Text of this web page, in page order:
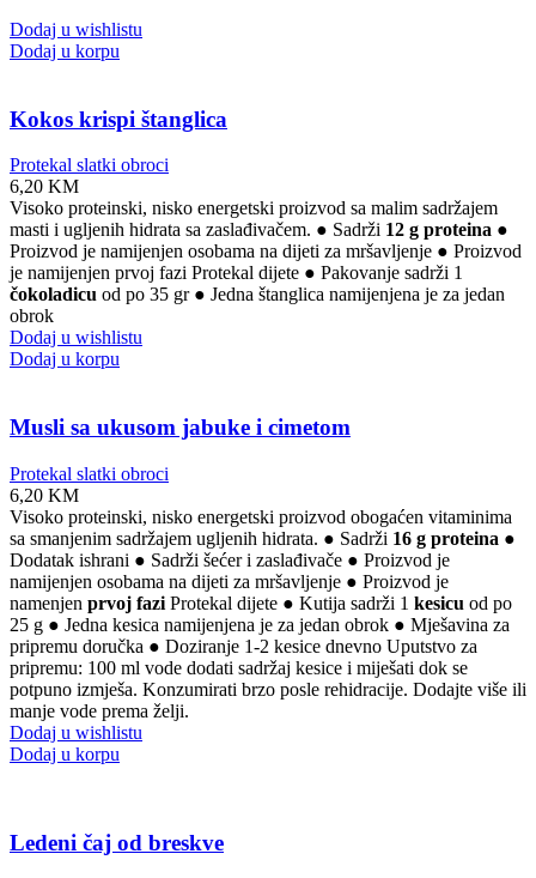
Dodaj u wishlistu
Dodaj u korpu
Kokos krispi štanglica
Protekal slatki obroci
6,20 KM
Visoko proteinski, nisko energetski proizvod sa malim sadržajem
masti i ugljenih hidrata sa zaslađivačem. ● Sadrži 12 g proteina ●
Proizvod je namijenjen osobama na dijeti za mršavljenje ● Proizvod
je namijenjen prvoj fazi Protekal dijete ● Pakovanje sadrži 1
čokoladicu od po 35 gr ● Jedna štanglica namijenjena je za jedan
obrok
Dodaj u wishlistu
Dodaj u korpu
Musli sa ukusom jabuke i cimetom
Protekal slatki obroci
6,20 KM
Visoko proteinski, nisko energetski proizvod obogaćen vitaminima
sa smanjenim sadržajem ugljenih hidrata. ● Sadrži 16 g proteina ●
Dodatak ishrani ● Sadrži šećer i zaslađivače ● Proizvod je
namijenjen osobama na dijeti za mršavljenje ● Proizvod je
namenjen prvoj fazi Protekal dijete ● Kutija sadrži 1 kesicu od po
25 g ● Jedna kesica namijenjena je za jedan obrok ● Mješavina za
pripremu doručka ● Doziranje 1-2 kesice dnevno Uputstvo za
pripremu: 100 ml vode dodati sadržaj kesice i miješati dok se
potpuno izmješa. Konzumirati brzo posle rehidracije. Dodajte više ili
manje vode prema želji.
Dodaj u wishlistu
Dodaj u korpu
Ledeni čaj od breskve